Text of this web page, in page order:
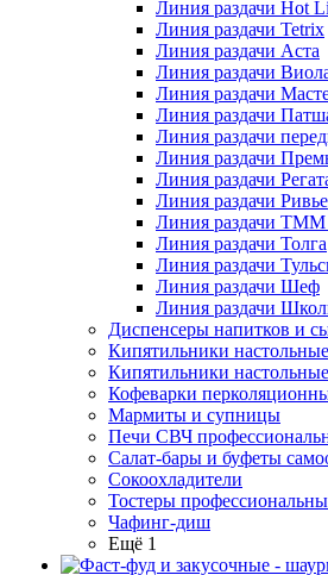
Линия раздачи Hot
Линия раздачи Tetrix
Линия раздачи Аста
Линия раздачи
Линия раздачи
Линия раздачи
Линия раздачи
Линия раздачи
Линия раздачи
Линия раздачи
Линия раздачи ТММ
Линия раздачи Толга
Линия раздачи
Линия раздачи Шеф
Линия раздачи
Диспенсеры напитков и
Кипятильники настольные
Кипятильники
Кофеварки
Мармиты и супницы
Печи СВЧ
Салат-бары и буфеты
Сокоохладители
Тостеры
Чафинг-диш
Ещё 1